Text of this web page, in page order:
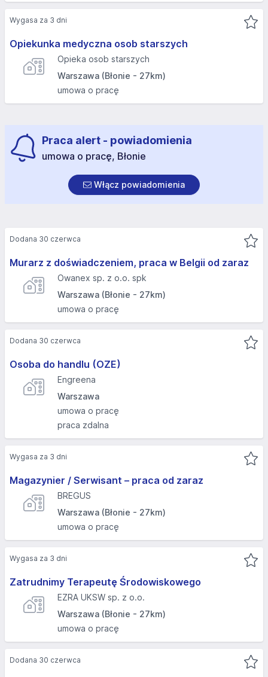
Opiekunka medyczna osob starszych
Opieka osob starszych
Warszawa (Błonie - 27km)
umowa o pracę
Wygasa za 3 dni
Praca alert - powiadomienia
umowa o pracę, Błonie
Włącz powiadomienia
Murarz z doświadczeniem, praca w Belgii od zaraz
Owanex sp. z o.o. spk
Warszawa (Błonie - 27km)
umowa o pracę
Dodana 30 czerwca
Osoba do handlu (OZE)
Engreena
Warszawa
umowa o pracę
praca zdalna
Dodana 30 czerwca
Magazynier / Serwisant – praca od zaraz
BREGUS
Warszawa (Błonie - 27km)
umowa o pracę
Wygasa za 3 dni
Zatrudnimy Terapeutę Środowiskowego
EZRA UKSW sp. z o.o.
Warszawa (Błonie - 27km)
umowa o pracę
Wygasa za 3 dni
Dodana 30 czerwca